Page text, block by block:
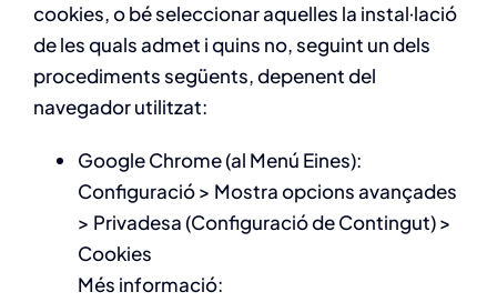
cookies, o bé seleccionar aquelles la instal·lació
de les quals admet i quins no, seguint un dels
procediments següents, depenent del
navegador utilitzat:
Google Chrome (al Menú Eines):
Configuració > Mostra opcions avançades
> Privadesa (Configuració de Contingut) >
Cookies
Més informació: